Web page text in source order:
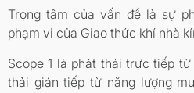
Trọng tâm của vấn đề là sự
phạm vi của Giao thức khí nhà
Scope 1 là phát thải trực tiếp
thải gián tiếp từ năng lượng